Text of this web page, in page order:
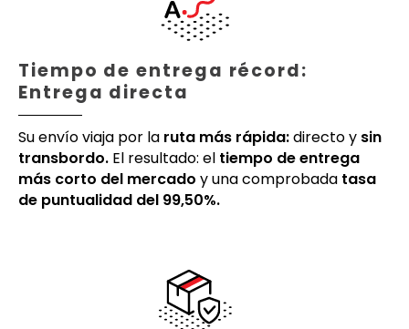
Tiempo de entrega récord:
Entrega directa
Su envío viaja por la ruta más rápida:directo y sin
transbordo. El resultado: el tiempo de entrega
más corto del mercado y una comprobada tasa
de puntualidad del 99,50%.